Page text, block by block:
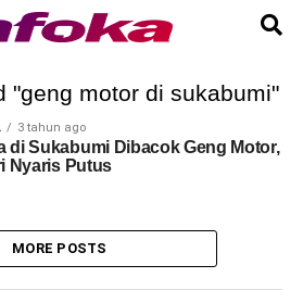
"geng motor di sukabumi"
3 tahun ago
di Sukabumi Dibacok Geng Motor,
Nyaris Putus
MORE POSTS